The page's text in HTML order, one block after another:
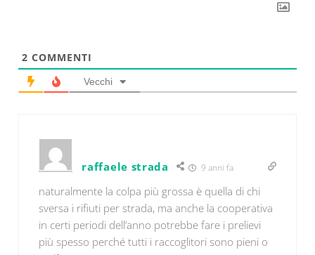
2 COMMENTI
Vecchi
raffaele strada 9 anni fa
naturalmente la colpa più grossa è quella di chi
sversa i rifiuti per strada, ma anche la cooperativa
in certi periodi dell’anno potrebbe fare i prelievi
più spesso perché tutti i raccoglitori sono pieni o